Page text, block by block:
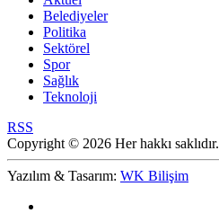
Belediyeler
Politika
Sektörel
Spor
Sağlık
Teknoloji
RSS
Copyright © 2026 Her hakkı saklıdır.
Yazılım & Tasarım: WK Bilişim